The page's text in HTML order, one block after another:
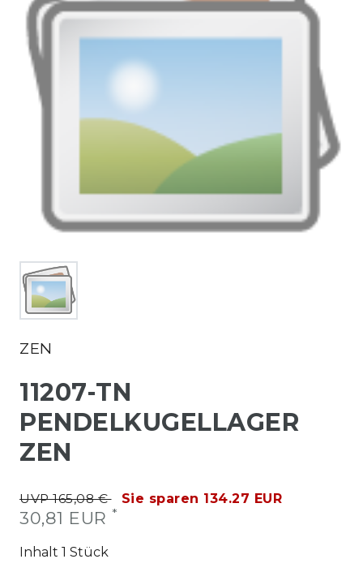
ZEN
11207-TN
PENDELKUGELLAGER
ZEN
UVP 165,08 € Sie sparen 134.27 EUR
30,81 EUR *
Inhalt 1 Stück